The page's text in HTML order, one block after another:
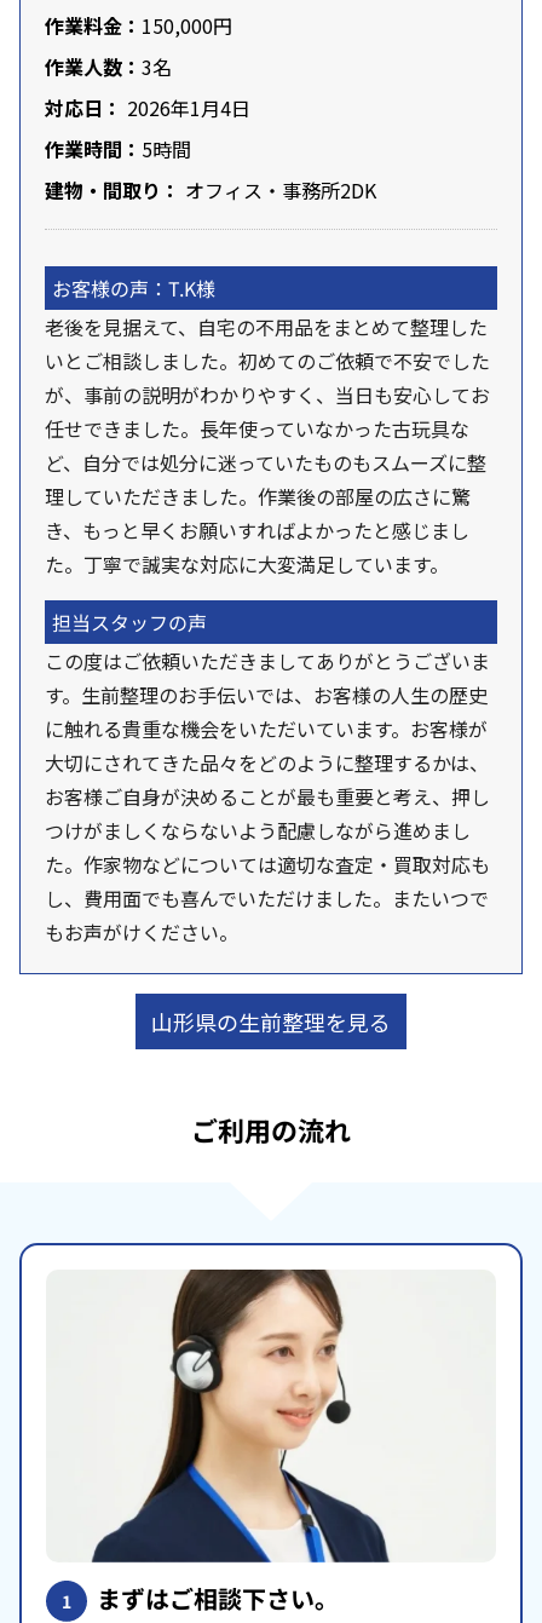
作業料金： 150,000円
作業人数： 3名
対応日： 2026年1月4日
作業時間： 5時間
建物・間取り： オフィス・事務所2DK
お客様の声：T.K様
老後を見据えて、自宅の不用品をまとめて整理した
いとご相談しました。初めてのご依頼で不安でした
が、事前の説明がわかりやすく、当日も安心してお
任せできました。長年使っていなかった古玩具な
ど、自分では処分に迷っていたものもスムーズに整
理していただきました。作業後の部屋の広さに驚
き、もっと早くお願いすればよかったと感じまし
た。丁寧で誠実な対応に大変満足しています。
担当スタッフの声
この度はご依頼いただきましてありがとうございま
す。生前整理のお手伝いでは、お客様の人生の歴史
に触れる貴重な機会をいただいています。お客様が
大切にされてきた品々をどのように整理するかは、
お客様ご自身が決めることが最も重要と考え、押し
つけがましくならないよう配慮しながら進めまし
た。作家物などについては適切な査定・買取対応も
し、費用面でも喜んでいただけました。またいつで
もお声がけください。
山形県の生前整理を見る
ご利用の流れ
1 まずはご相談下さい。